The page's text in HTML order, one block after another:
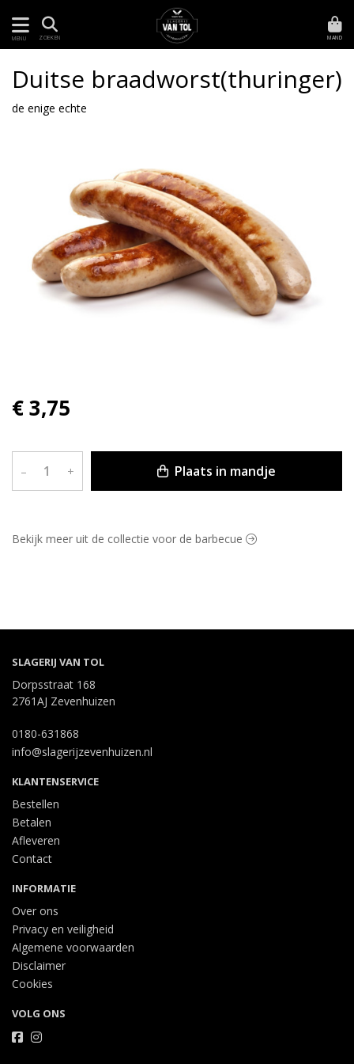
MENU ZOEKEN MAND
Duitse braadworst(thuringer)
de enige echte
€ 3,75
– + Plaats in mandje
Bekijk meer uit de collectie voor de barbecue
SLAGERIJ VAN TOL
Dorpsstraat 168
2761AJ Zevenhuizen
0180-631868
info@slagerijzevenhuizen.nl
KLANTENSERVICE
Bestellen
Betalen
Afleveren
Contact
INFORMATIE
Over ons
Privacy en veiligheid
Algemene voorwaarden
Disclaimer
Cookies
VOLG ONS